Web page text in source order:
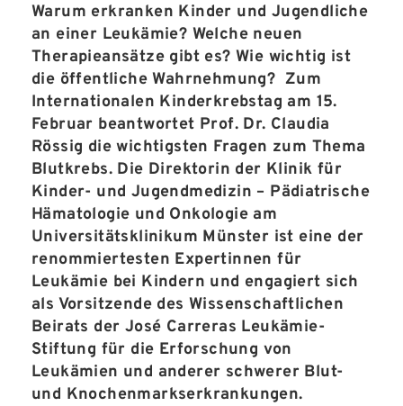
Warum erkranken Kinder und Jugendliche
an einer Leukämie? Welche neuen
Therapieansätze gibt es? Wie wichtig ist
die öffentliche Wahrnehmung? Zum
Internationalen Kinderkrebstag am 15.
Februar beantwortet Prof. Dr. Claudia
Rössig die wichtigsten Fragen zum Thema
Blutkrebs. Die Direktorin der Klinik für
Kinder- und Jugendmedizin – Pädiatrische
Hämatologie und Onkologie am
Universitätsklinikum Münster ist eine der
renommiertesten Expertinnen für
Leukämie bei Kindern und engagiert sich
als Vorsitzende des Wissenschaftlichen
Beirats der José Carreras Leukämie-
Stiftung für die Erforschung von
Leukämien und anderer schwerer Blut-
und Knochenmarkserkrankungen.